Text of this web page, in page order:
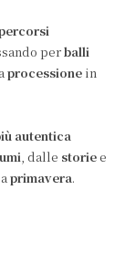
perballi
processione in
autentica
, dalle storiee
primavera.